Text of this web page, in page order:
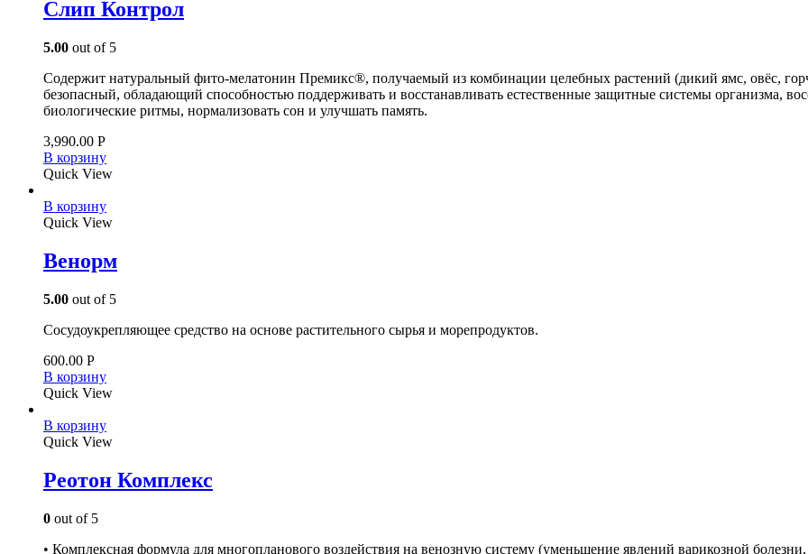
Слип Контрол
5.00 out of 5
Содержит натуральный фито-мелатонин Премикс®, получаемый из комбинации целебных растений (дикий ямс, овёс,
безопасный, обладающий способностью поддерживать и восстанавливать естественные защитные системы организма,
биологические ритмы, нормализовать сон и улучшать память.
3,990.00 Р
В корзину
Quick View
В корзину
Quick View
Венорм
5.00 out of 5
Сосудоукрепляющее средство на основе растительного сырья и морепродуктов.
600.00 Р
В корзину
Quick View
В корзину
Quick View
Реотон Комплекс
0 out of 5
• Комплексная формула для многопланового воздействия на венозную систему (уменьшение явлений варикозной